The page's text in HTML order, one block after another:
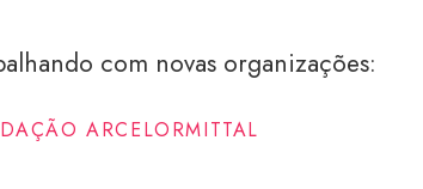
com novas organizações:
ARCELORMITTAL